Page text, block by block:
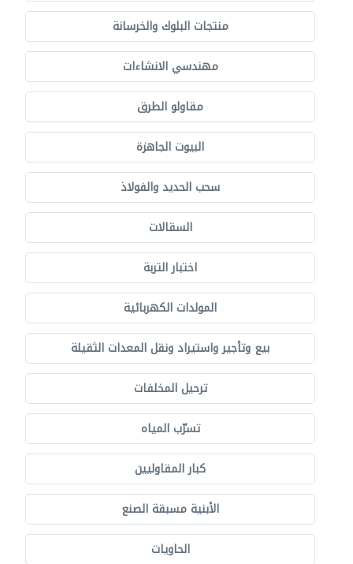
منتجات البلوك والخرسانة
مهندسي الانشاءات
مقاولو الطرق
البيوت الجاهزة
سحب الحديد والفولاذ
السقالات
اختبار التربة
المولدات الكهربائية
بيع وتأجير واستيراد ونقل المعدات الثقيلة
ترحيل المخلفات
تسرّب المياه
كبار المقاوليين
الأبنية مسبقة الصنع
الحاويات